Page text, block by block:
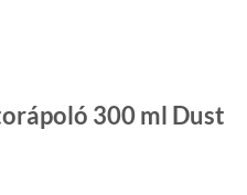
300 ml Dust